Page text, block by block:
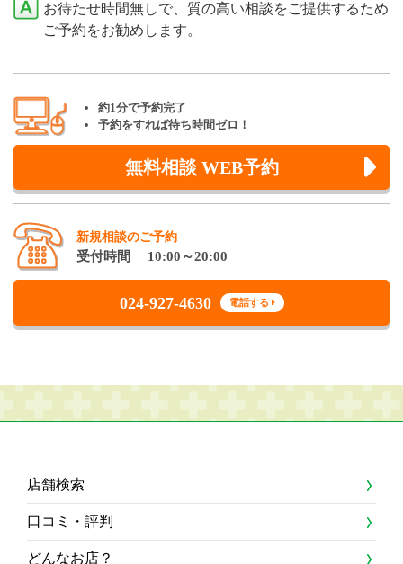
お待たせ時間無しで、質の高い相談をご提供するため
ご予約をお勧めします。
約1分で予約完了
予約をすれば待ち時間ゼロ！
無料相談 WEB予約
新規相談のご予約
受付時間 10:00～20:00
024-927-4630 電話する
店舗検索
口コミ・評判
どんなお店？